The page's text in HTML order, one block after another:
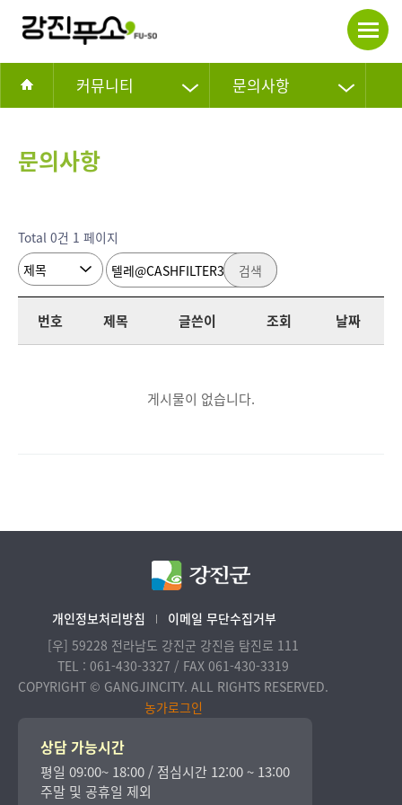
커뮤니티 문의사항
문의사항
Total 0건 1 페이지
검색
번호 제목 글쓴이 조회 날짜
게시물이 없습니다.
개인정보처리방침
이메일 무단수집거부
[우] 59228 전라남도 강진군 강진읍 탐진로 111
TEL : 061-430-3327 / FAX 061-430-3319
COPYRIGHT © GANGJINCITY. ALL RIGHTS RESERVED.
농가로그인
상담 가능시간
평일 09:00~ 18:00 / 점심시간 12:00 ~ 13:00
주말 및 공휴일 제외